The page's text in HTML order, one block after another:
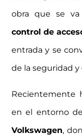
obra que se va
control de
entrada y se
de la seguridad y
Recientemente
en el entorno
Volkswagen,